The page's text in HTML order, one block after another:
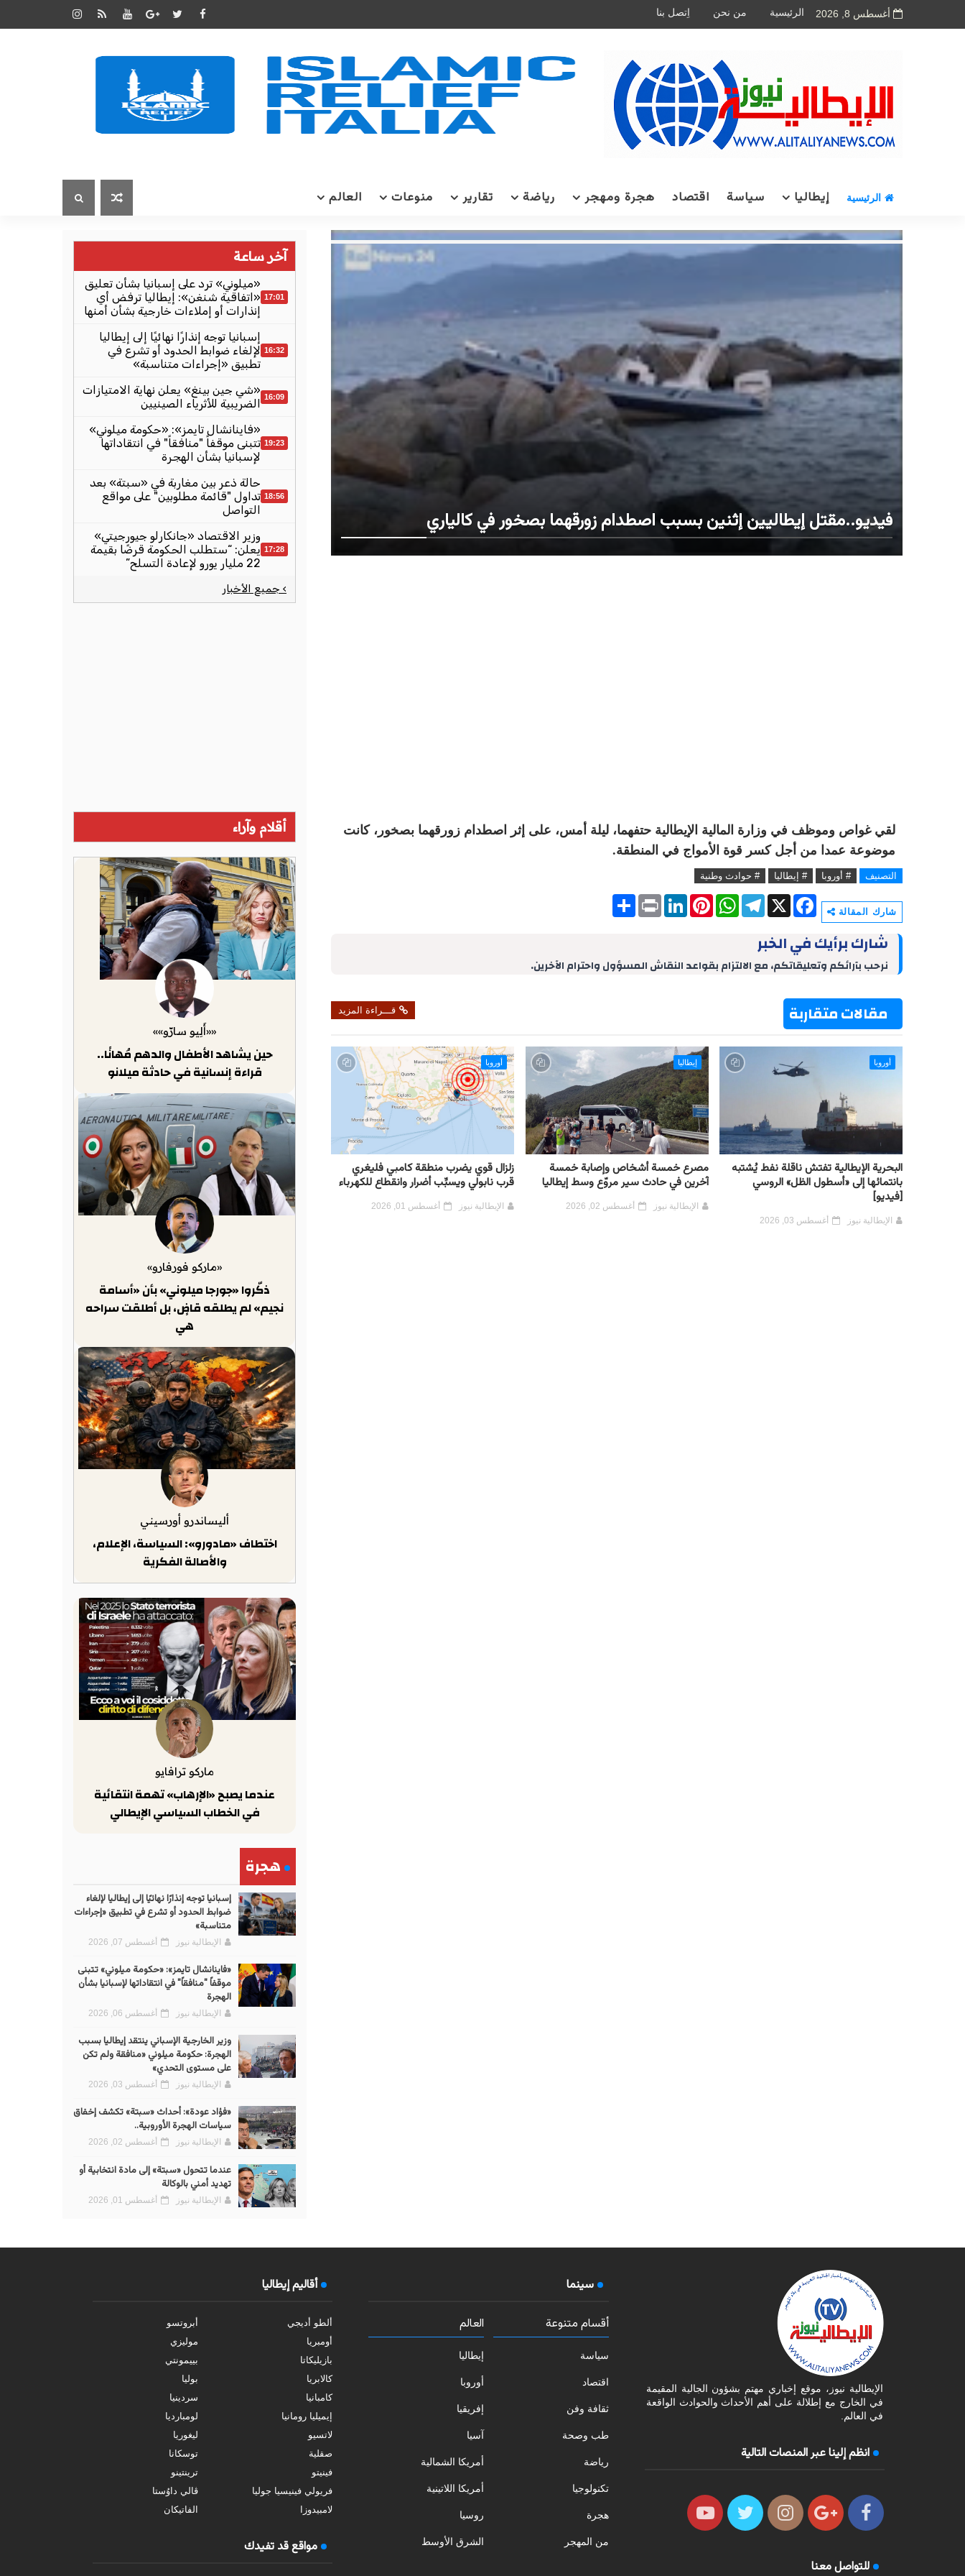
أغسطس 8, 2026 الرئيسية من نحن اِتصل بنا
الرئيسية إيطاليا سياسة اقتصاد هجرة ومهجر رياضة تقارير منوعات العالم
فيديو..مقتل إيطاليين إثنين بسبب اصطدام زورقهما بصخور في كالياري
لقي غواص وموظف في وزارة المالية الإيطالية حتفهما، ليلة أمس، على إثر اصطدام زورقهما بصخور، كانت
موضوعة عمدا من أجل كسر قوة الأمواج في المنطقة.
التصنيف # أوروبا # إيطاليا # حوادث وطنية
شارك المقالة
S
P
r
L
I
P
e
W
h
p
T
e
g
a
X
F
a
b
o
شارك برأيك في الخبر
نرحب بآرائكم وتعليقاتكم، مع الالتزام بقواعد النقاش المسؤول واحترام الآخرين.
مقالات متقاربة قـــراءة المزيد
أوروبا
البحرية الإيطالية تفتش ناقلة نفط يُشتبه
بانتمائها إلى «أسطول الظل» الروسي
[فيديو]
الإيطالية نيوز أغسطس 03, 2026
إيطاليا
مصرع خمسة أشخاص وإصابة خمسة
آخرين في حادث سير مروّع وسط إيطاليا
الإيطالية نيوز أغسطس 02, 2026
أوروبا
زلزال قوي يضرب منطقة كامبي فليغري
قرب نابولي ويسبِّب أضرار وانقطاع للكهرباء
الإيطالية نيوز أغسطس 01, 2026
آخر ساعة
17:01
«ميلوني» ترد على إسبانيا بشأن تعليق
«اتفاقية شنغن»: إيطاليا ترفض أي
إنذارات أو إملاءات خارجية بشأن أمنها
16:32
إسبانيا توجه إنذارًا نهائيًا إلى إيطاليا
لإلغاء ضوابط الحدود أو تشرع في
تطبيق «إجراءات متناسبة»
16:09 «شي جين بينغ» يعلن نهاية الامتيازات
الضريبية للأثرياء الصينيين
19:23
«فاينانشال تايمز»: «حكومة ميلوني»
تتبنى موقفاً "منافقاً" في انتقاداتها
لإسبانيا بشأن الهجرة
18:56
حالة ذعر بين مغاربة في «سبتة» بعد
تداول "قائمة مطلوبين" على مواقع
التواصل
17:28
وزير الاقتصاد «جانكارلو جيورجيتي»
يعلن: “ستطلب الحكومة قرضًا بقيمة
22 مليار يورو لإعادة التسلح”
› جميع الأخبار
أقلام وآراء
««أَلِيو سارّو»»
حين يشاهد الأطفال والدهم مُهانًا..
قراءة إنسانية في حادثة ميلانو
«ماركو فورفارو»
ذكّروا «جورجا ميلوني» بأن «أسامة
نجيم» لم يطلقه قاضٍ، بل أطلقت سراحه
هي
أليساندرو أورسيني
اختطاف «مادورو»: السياسة، الإعلام،
والأصالة الفكرية
ماركو ترافايو
عندما يصبح «الإرهاب» تهمة انتقائية
في الخطاب السياسي الإيطالي
هجرة
إسبانيا توجه إنذارًا نهائيًا إلى إيطاليا لإلغاء
ضوابط الحدود أو تشرع في تطبيق «إجراءات
متناسبة»
الإيطالية نيوز أغسطس 07, 2026
«فاينانشال تايمز»: «حكومة ميلوني» تتبنى
موقفاً "منافقاً" في انتقاداتها لإسبانيا بشأن
الهجرة
الإيطالية نيوز أغسطس 06, 2026
وزير الخارجية الإسباني ينتقد إيطاليا بسبب
الهجرة: حكومة ميلوني «منافقة ولم تكن
على مستوى التحدي»
الإيطالية نيوز أغسطس 03, 2026
«فؤاد عودة»: أحداث «سبتة» تكشف إخفاق
سياسات الهجرة الأوروبية..
الإيطالية نيوز أغسطس 02, 2026
عندما تتحول «سبتة» إلى مادة انتخابية أو
تهديد أمني بالوكالة
الإيطالية نيوز أغسطس 01, 2026
الإيطالية نيوز، موقع إخباري مهتم بشؤون الجالية المقيمة
في الخارج مع إطلالة على أهم الأحداث والحوادث الواقعة
في العالم.
انظم إلينا عبر المنصات التالية
للتواصل معنا
سينما
أقسام متنوعة
سياسة
اقتصاد
ثقافة وفن
طب وصحة
رياضة
تكنولوجيا
هجرة
من المهجر
العالم
إيطاليا
أوروبا
إفريقيا
آسيا
أمريكا الشمالية
أمريكا اللاتينية
روسيا
الشرق الأوسط
أقاليم إيطاليا
ألطو أديجي
أبروتسو
أومبريا
موليزي
بازيليكاتا
بييمونتي
كالابريا
بوليا
كامبانيا
سردينيا
إيميليا رومانيا
لومبارديا
لاتسيو
ليغوريا
صقلية
توسكانا
فينيتو
ترينتينو
فريولي فينيسيا جوليا
ڤالي داوُستا
لامبيدوزا
الفاتيكان
مواقع قد تفيدك